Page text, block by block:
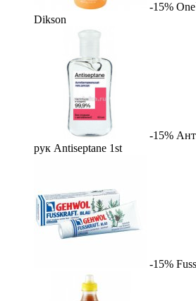
-15%
Dikson
-15%
рук Antiseptane 1st
-15%